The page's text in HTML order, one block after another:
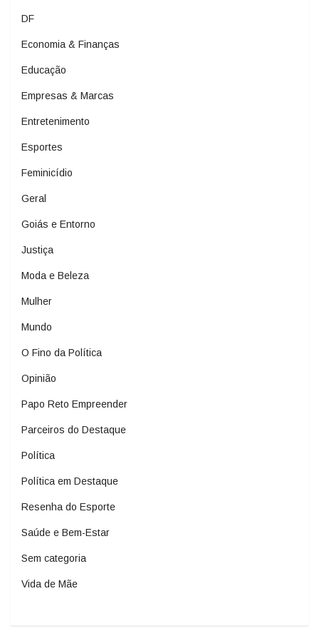
DF
Economia & Finanças
Educação
Empresas & Marcas
Entretenimento
Esportes
Feminicídio
Geral
Goiás e Entorno
Justiça
Moda e Beleza
Mulher
Mundo
O Fino da Política
Opinião
Papo Reto Empreender
Parceiros do Destaque
Política
Política em Destaque
Resenha do Esporte
Saúde e Bem-Estar
Sem categoria
Vida de Mãe